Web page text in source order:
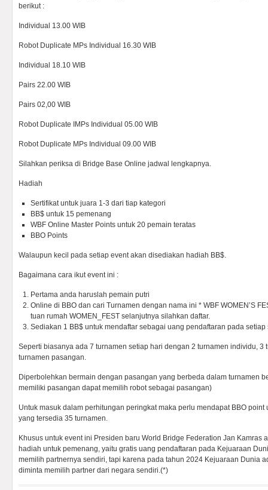
berikut :
Individual 13.00 WIB
Robot Duplicate MPs Individual 16.30 WIB
Individual 18.10 WIB
Pairs 22.00 WIB
Pairs 02,00 WIB
Robot Duplicate IMPs Individual 05.00 WIB
Robot Duplicate MPs Individual 09.00 WIB
Silahkan periksa di Bridge Base Online jadwal lengkapnya.
Hadiah
Sertifikat untuk juara 1-3 dari tiap kategori
BB$ untuk 15 pemenang
WBF Online Master Points untuk 20 pemain teratas
BBO Points
Walaupun kecil pada setiap event akan disediakan hadiah BB$.
Bagaimana cara ikut event ini :
Pertama anda haruslah pemain putri
Online di BBO dan cari Turnamen dengan nama ini * WBF WOMEN’S
tuan rumah WOMEN_FEST selanjutnya silahkan daftar.
Sediakan 1 BB$ untuk mendaftar sebagai uang pendaftaran pada setiap
Seperti biasanya ada 7 turnamen setiap hari dengan 2 turnamen individu, 3
turnamen pasangan.
Diperbolehkan bermain dengan pasangan yang berbeda dalam turnamen
memiliki pasangan dapat memilih robot sebagai pasangan)
Untuk masuk dalam perhitungan peringkat maka perlu mendapat BBO
yang tersedia 35 turnamen.
Khusus untuk event ini Presiden baru World Bridge Federation Jan Kamras
hadiah untuk pemenang, yaitu gratis uang pendaftaran pada Kejuaraan
memilih partnernya sendiri, tapi karena pada tahun 2024 Kejuaraan Dunia
diminta memilih partner dari negara sendiri.(*)